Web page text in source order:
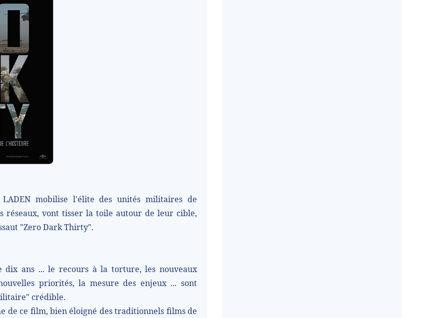
mobilise l'élite des unités militaires de
réseaux, vont tisser la toile autour de leur cible,
"Zero Dark Thirty".
ans ... le recours à la torture, les nouveaux
priorités, la mesure des enjeux ... sont
crédible.
ce film, bien éloigné des traditionnels films de